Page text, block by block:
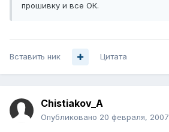
прошивку и все ОК.
Вставить ник Цитата
Chistiakov_A
Опубликовано 20 февраля, 2007